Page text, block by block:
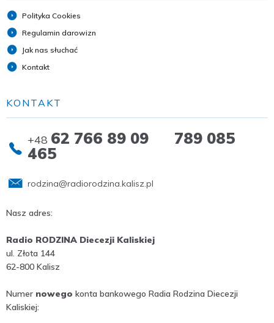
Polityka Cookies
Regulamin darowizn
Jak nas słuchać
Kontakt
KONTAKT
+48 62 766 89 09 789 085
465
rodzina@radiorodzina.kalisz.pl
Nasz adres:
Radio RODZINA Diecezji Kaliskiej
ul. Złota 144
62-800 Kalisz
Numer nowego konta bankowego Radia Rodzina Diecezji
Kaliskiej: